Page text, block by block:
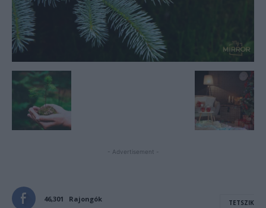
- Advertisement -
46,301 Rajongók TETSZIK